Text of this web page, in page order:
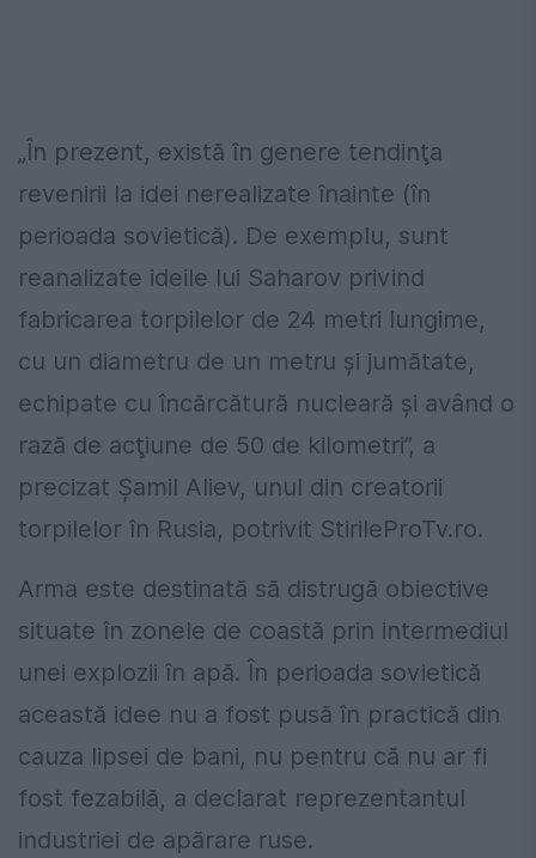
„În prezent, există în genere tendinţa
revenirii la idei nerealizate înainte (în
perioada sovietică). De exemplu, sunt
reanalizate ideile lui Saharov privind
fabricarea torpilelor de 24 metri lungime,
cu un diametru de un metru şi jumătate,
echipate cu încărcătură nucleară şi având o
rază de acţiune de 50 de kilometri”, a
precizat Şamil Aliev, unul din creatorii
torpilelor în Rusia, potrivit StirileProTv.ro.
Arma este destinată să distrugă obiective
situate în zonele de coastă prin intermediul
unei explozii în apă. În perioada sovietică
această idee nu a fost pusă în practică din
cauza lipsei de bani, nu pentru că nu ar fi
fost fezabilă, a declarat reprezentantul
industriei de apărare ruse.